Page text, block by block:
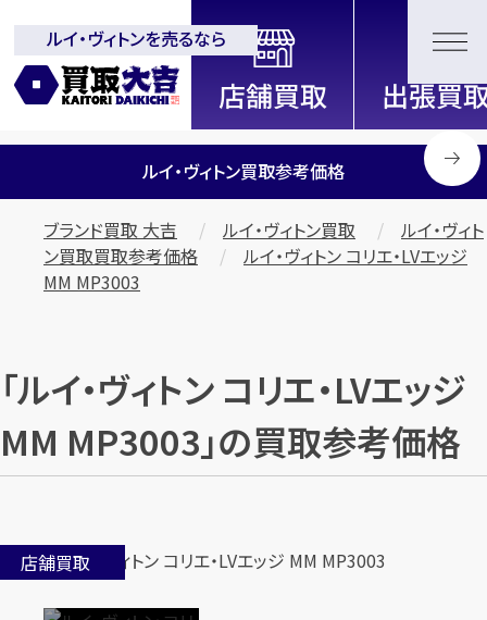
全国2200店舗以上展開中！
信頼と実績の買取専門店「買取大
吉」
ルイ・ヴィトンを売るなら
ルイ・ヴィトン買取参考価格
ブランド買取 大吉 ルイ・ヴィトン買取
ルイ・ヴィト
ン買取買取参考価格
ルイ・ヴィトン コリエ・LVエッジ
MM MP3003
「ルイ・ヴィトン コリエ・LVエッジ
MM MP3003」の買取参考価格
店舗買取